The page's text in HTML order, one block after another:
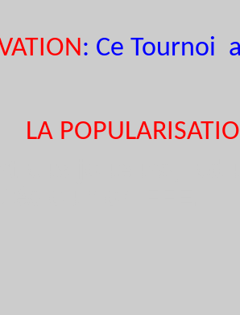
: Ce Tournoi
LA